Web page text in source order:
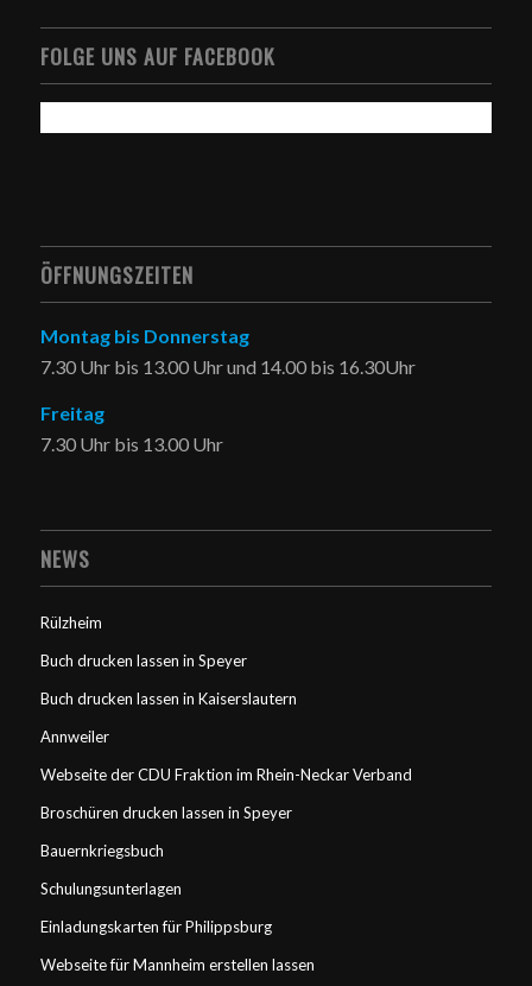
FOLGE UNS AUF FACEBOOK
ÖFFNUNGSZEITEN
Montag bis Donnerstag
7.30 Uhr bis 13.00 Uhr und 14.00 bis 16.30Uhr
Freitag
7.30 Uhr bis 13.00 Uhr
NEWS
Rülzheim
Buch drucken lassen in Speyer
Buch drucken lassen in Kaiserslautern
Annweiler
Webseite der CDU Fraktion im Rhein-Neckar Verband
Broschüren drucken lassen in Speyer
Bauernkriegsbuch
Schulungsunterlagen
Einladungskarten für Philippsburg
Webseite für Mannheim erstellen lassen